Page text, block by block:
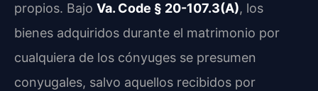
propios. Bajo Va. Code § 20-107.3(A), los
bienes adquiridos durante el matrimonio por
cualquiera de los cónyuges se presumen
conyugales, salvo aquellos recibidos por